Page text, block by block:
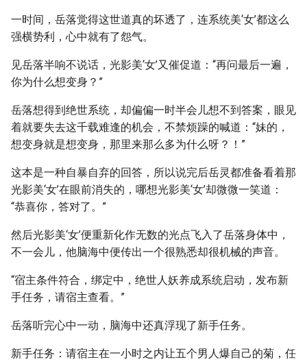
一时间，岳落觉得这世道真的坏透了，连系统美‘女’都这么
强横势利，心中就有了怨气。
见岳落半响不说话，光影美‘女’又催促道：“再问最后一遍，
你为什么想变身？”
岳落想得到绝世系统，却偏偏一时半会儿想不到答案，眼见
着就要失去这千载难逢的机会，不禁烦躁的喊道：“妹的，
想变身就是想变身，那里来那么多为什么呀？！”
这本是一种自暴自弃的回答，所以说完后岳灵都准备看着那
光影美‘女’在眼前消失的，哪想光影美‘女’却微微一笑道：
“恭喜你，答对了。”
然后光影美‘女’便重新化作无数的光点飞入了岳落身体中，
不一会儿，他脑海中便传出一个很熟悉却很机械的声音。
“宿主条件符合，绑定中，绝世人妖养成系统启动，发布新
手任务，请宿主查看。”
岳落听完心中一动，脑海中还真浮现了新手任务。
新手任务：请宿主在一小时之内让五个男人爆自己的菊，任